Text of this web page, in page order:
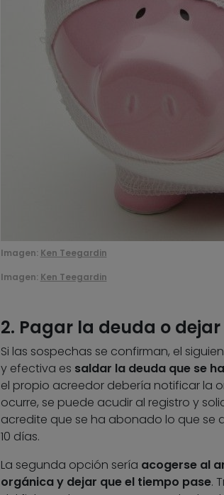
Imagen: Ken Teegardin
Imagen: Ken Teegardin
2. Pagar la deuda o
Si las sospechas se confirman, el
y efectiva es saldar la deuda que se
el propio acreedor debería notificar la
ocurre, se puede acudir al registro y
acredite que se ha abonado lo que se
10 días.
La segunda opción sería acogerse al
orgánica y dejar que el tiempo pase.